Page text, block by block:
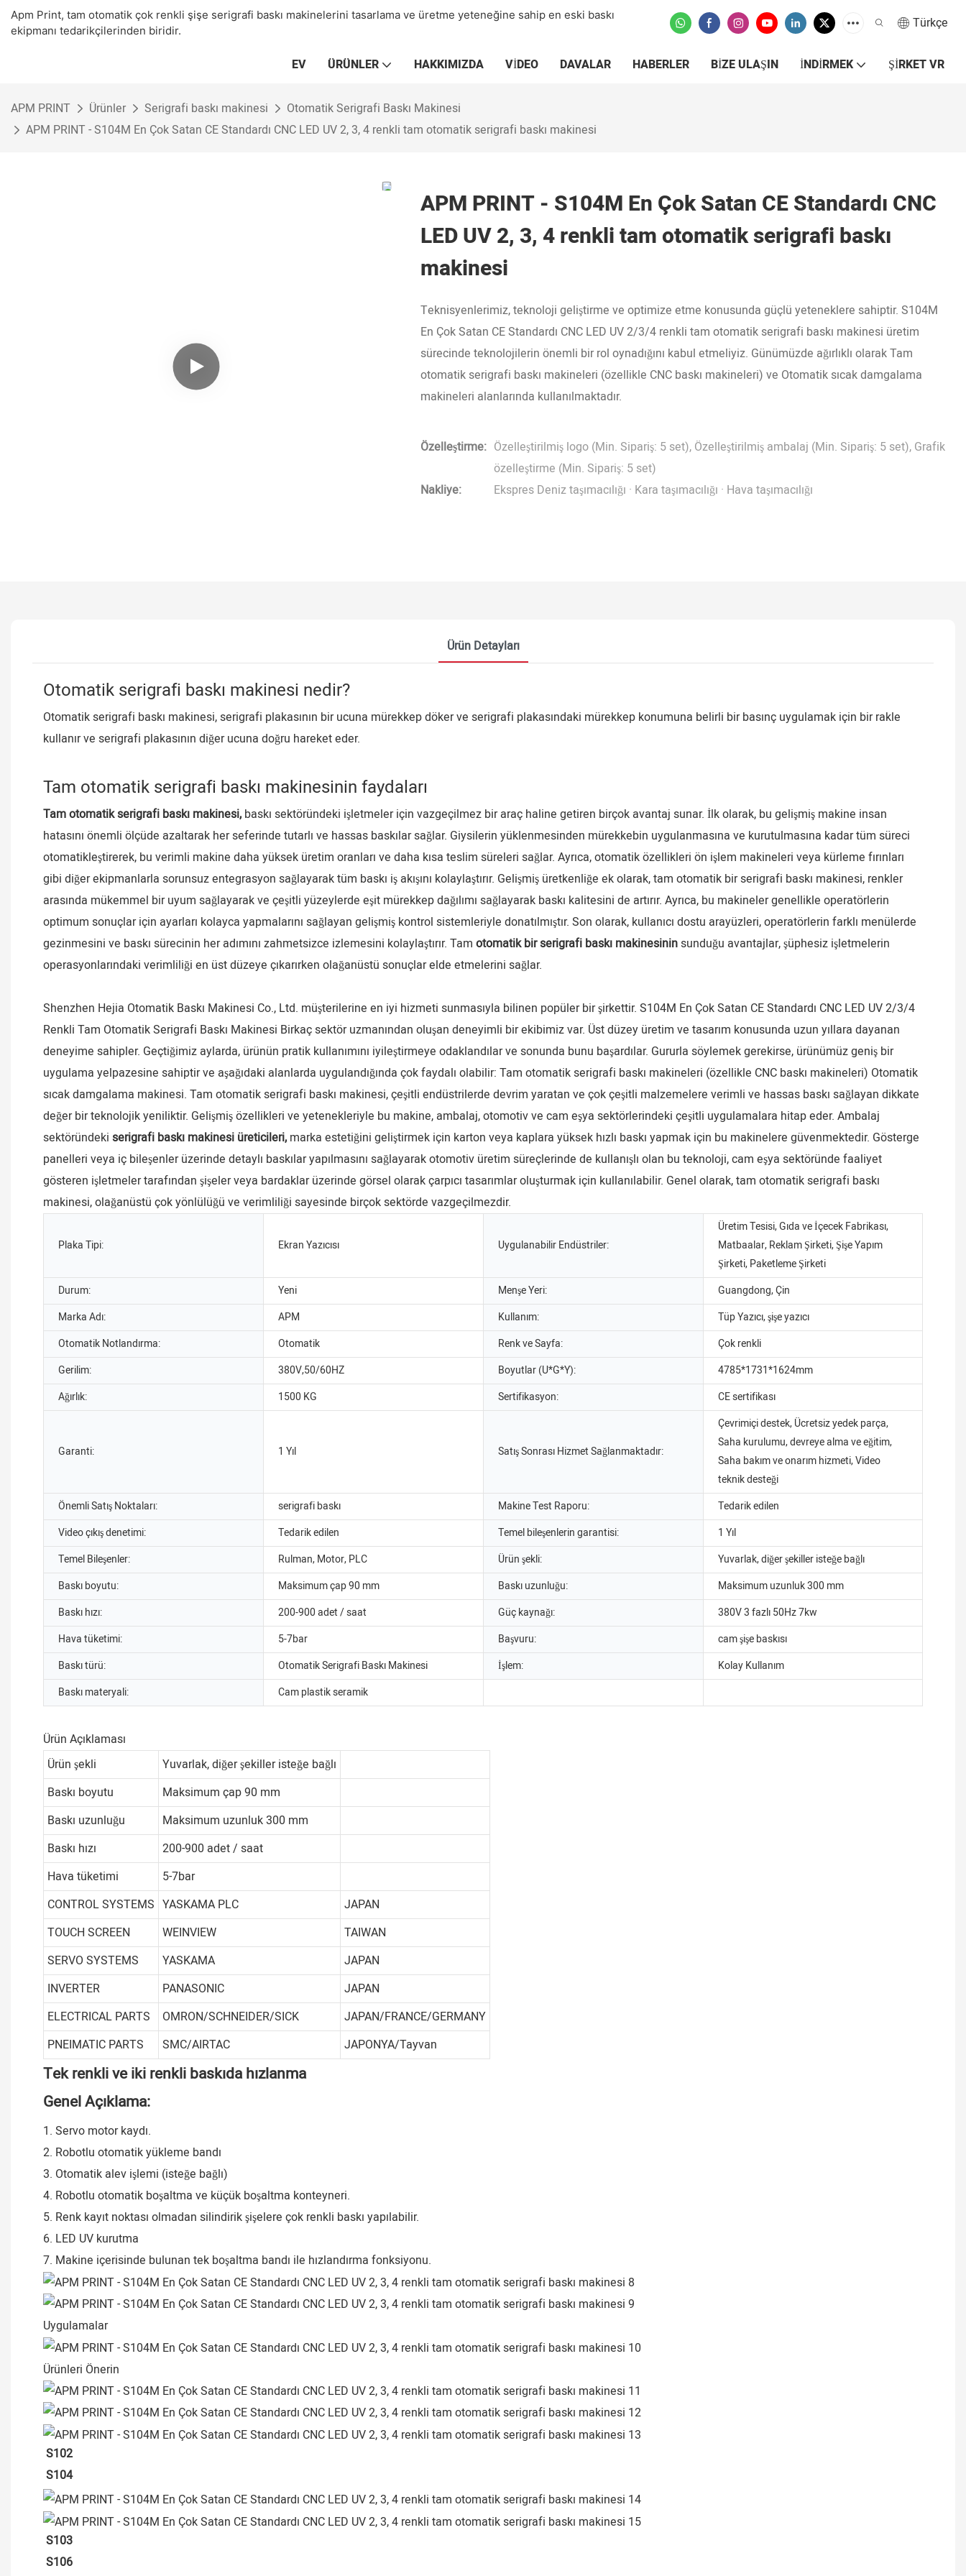
Apm Print, tam otomatik çok renkli şişe serigrafi baskı makinelerini tasarlama ve üretme yeteneğine sahip en eski baskı
ekipmanı tedarikçilerinden biridir.
Türkçe
EV ÜRÜNLER HAKKIMIZDA VIDEO DAVALAR HABERLER BIZE ULAŞIN İNDIRMEK ŞIRKET VR
APM PRINT Ürünler Serigrafi baskı makinesi
Otomatik Serigrafi Baskı Makinesi
APM PRINT - S104M En Çok Satan CE Standardı CNC LED UV 2, 3, 4 renkli tam otomatik serigrafi baskı makinesi
APM PRINT - S104M En Çok Satan CE Standardı CNC
LED UV 2, 3, 4 renkli tam otomatik serigrafi baskı
makinesi
Teknisyenlerimiz, teknoloji geliştirme ve optimize etme konusunda güçlü yeteneklere sahiptir. S104M
En Çok Satan CE Standardı CNC LED UV 2/3/4 renkli tam otomatik serigrafi baskı makinesi üretim
sürecinde teknolojilerin önemli bir rol oynadığını kabul etmeliyiz. Günümüzde ağırlıklı olarak Tam
otomatik serigrafi baskı makineleri (özellikle CNC baskı makineleri) ve Otomatik sıcak damgalama
makineleri alanlarında kullanılmaktadır.
Özelleştirme: Özelleştirilmiş logo (Min. Sipariş: 5 set), Özelleştirilmiş ambalaj (Min. Sipariş: 5 set), Grafik
özelleştirme (Min. Sipariş: 5 set)
Nakliye:
Ekspres Deniz taşımacılığı · Kara taşımacılığı · Hava taşımacılığı
Ürün Detayları
Otomatik serigrafi baskı makinesi nedir?
Otomatik serigrafi baskı makinesi, serigrafi plakasının bir ucuna mürekkep döker ve serigrafi plakasındaki mürekkep konumuna belirli bir basınç uygulamak için bir rakle
kullanır ve serigrafi plakasının diğer ucuna doğru hareket eder.
Tam otomatik serigrafi baskı makinesinin faydaları
Tam otomatik serigrafi baskı makinesi, baskı sektöründeki işletmeler için vazgeçilmez bir araç haline getiren birçok avantaj sunar. İlk olarak, bu gelişmiş makine insan
hatasını önemli ölçüde azaltarak her seferinde tutarlı ve hassas baskılar sağlar. Giysilerin yüklenmesinden mürekkebin uygulanmasına ve kurutulmasına kadar tüm süreci
otomatikleştirerek, bu verimli makine daha yüksek üretim oranları ve daha kısa teslim süreleri sağlar. Ayrıca, otomatik özellikleri ön işlem makineleri veya kürleme fırınları
gibi diğer ekipmanlarla sorunsuz entegrasyon sağlayarak tüm baskı iş akışını kolaylaştırır. Gelişmiş üretkenliğe ek olarak, tam otomatik bir serigrafi baskı makinesi, renkler
arasında mükemmel bir uyum sağlayarak ve çeşitli yüzeylerde eşit mürekkep dağılımı sağlayarak baskı kalitesini de artırır. Ayrıca, bu makineler genellikle operatörlerin
optimum sonuçlar için ayarları kolayca yapmalarını sağlayan gelişmiş kontrol sistemleriyle donatılmıştır. Son olarak, kullanıcı dostu arayüzleri, operatörlerin farklı menülerde
gezinmesini ve baskı sürecinin her adımını zahmetsizce izlemesini kolaylaştırır. Tam otomatik bir serigrafi baskı makinesininsunduğu avantajlar, şüphesiz işletmelerin
operasyonlarındaki verimliliği en üst düzeye çıkarırken olağanüstü sonuçlar elde etmelerini sağlar.
Shenzhen Hejia Otomatik Baskı Makinesi Co., Ltd. müşterilerine en iyi hizmeti sunmasıyla bilinen popüler bir şirkettir. S104M En Çok Satan CE Standardı CNC LED UV 2/3/4
Renkli Tam Otomatik Serigrafi Baskı Makinesi Birkaç sektör uzmanından oluşan deneyimli bir ekibimiz var. Üst düzey üretim ve tasarım konusunda uzun yıllara dayanan
deneyime sahipler. Geçtiğimiz aylarda, ürünün pratik kullanımını iyileştirmeye odaklandılar ve sonunda bunu başardılar. Gururla söylemek gerekirse, ürünümüz geniş bir
uygulama yelpazesine sahiptir ve aşağıdaki alanlarda uygulandığında çok faydalı olabilir: Tam otomatik serigrafi baskı makineleri (özellikle CNC baskı makineleri) Otomatik
sıcak damgalama makinesi. Tam otomatik serigrafi baskı makinesi, çeşitli endüstrilerde devrim yaratan ve çok çeşitli malzemelere verimli ve hassas baskı sağlayan dikkate
değer bir teknolojik yeniliktir. Gelişmiş özellikleri ve yetenekleriyle bu makine, ambalaj, otomotiv ve cam eşya sektörlerindeki çeşitli uygulamalara hitap eder. Ambalaj
sektöründeki serigrafi baskı makinesi üreticileri, marka estetiğini geliştirmek için karton veya kaplara yüksek hızlı baskı yapmak için bu makinelere güvenmektedir. Gösterge
panelleri veya iç bileşenler üzerinde detaylı baskılar yapılmasını sağlayarak otomotiv üretim süreçlerinde de kullanışlı olan bu teknoloji, cam eşya sektöründe faaliyet
gösteren işletmeler tarafından şişeler veya bardaklar üzerinde görsel olarak çarpıcı tasarımlar oluşturmak için kullanılabilir. Genel olarak, tam otomatik serigrafi baskı
makinesi, olağanüstü çok yönlülüğü ve verimliliği sayesinde birçok sektörde vazgeçilmezdir.
Plaka Tipi: Ekran Yazıcısı Uygulanabilir Endüstriler:
Üretim Tesisi, Gıda ve İçecek Fabrikası,
Matbaalar, Reklam Şirketi, Şişe Yapım
Şirketi, Paketleme Şirketi
Durum:
Yeni Menşe Yeri:
Guangdong, Çin
Marka Adı:
APM Kullanım:
Tüp Yazıcı, şişe yazıcı
Otomatik Notlandırma:
Otomatik Renk ve Sayfa:
Çok renkli
Gerilim:
380V,50/60HZ Boyutlar (U*G*Y):
4785*1731*1624mm
Ağırlık:
1500 KG Sertifikasyon: CE sertifikası
Garanti: 1 Yıl Satış Sonrası Hizmet Sağlanmaktadır:
Çevrimiçi destek, Ücretsiz yedek parça,
Saha kurulumu, devreye alma ve eğitim,
Saha bakım ve onarım hizmeti, Video
teknik desteği
Önemli Satış Noktaları:
serigrafi baskı Makine Test Raporu:
Tedarik edilen
Video çıkış denetimi:
Tedarik edilen Temel bileşenlerin garantisi:
1 Yıl
Temel Bileşenler:
Rulman, Motor, PLC Ürün şekli:
Yuvarlak, diğer şekiller isteğe bağlı
Baskı boyutu:
Maksimum çap 90 mm Baskı uzunluğu:
Maksimum uzunluk 300 mm
Baskı hızı:
200-900 adet / saat Güç kaynağı:
380V 3 fazlı 50Hz 7kw
Hava tüketimi:
5-7bar Başvuru:
cam şişe baskısı
Baskı türü:
Otomatik Serigrafi Baskı Makinesi İşlem:
Kolay Kullanım
Baskı materyali:
Cam plastik seramik
Ürün Açıklaması
Ürün şekli
Yuvarlak, diğer şekiller isteğe bağlı
Baskı boyutu
Maksimum çap 90 mm
Baskı uzunluğu
Maksimum uzunluk 300 mm
Baskı hızı
200-900 adet / saat
Hava tüketimi
5-7bar
CONTROL SYSTEMS YASKAMA PLC
JAPAN
TOUCH SCREEN
WEINVIEW
TAIWAN
SERVO SYSTEMS
YASKAMA
JAPAN
INVERTER
PANASONIC
JAPAN
ELECTRICAL PARTS
OMRON/SCHNEIDER/SICK
JAPAN/FRANCE/GERMANY
PNEIMATIC PARTS
SMC/AIRTAC JAPONYA/Tayvan
Tek renkli ve iki renkli baskıda hızlanma
Genel Açıklama:
1. Servo motor kaydı.
2. Robotlu otomatik yükleme bandı
3. Otomatik alev işlemi (isteğe bağlı)
4. Robotlu otomatik boşaltma ve küçük boşaltma konteyneri.
5. Renk kayıt noktası olmadan silindirik şişelere çok renkli baskı yapılabilir.
6. LED UV kurutma
7. Makine içerisinde bulunan tek boşaltma bandı ile hızlandırma fonksiyonu.
Uygulamalar
Ürünleri Önerin
S102
S104
S103
S106